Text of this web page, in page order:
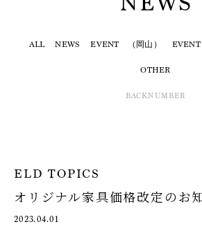
ALL NEWS EVENT （岡山） EVENT
OTHER
BACKNUMBER
ELD TOPICS
オリジナル家具価格改定のお
2023.04.01